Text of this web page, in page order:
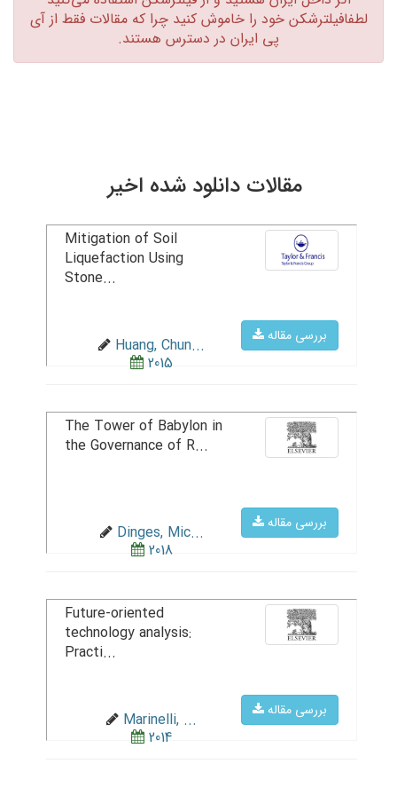
لطفافیلترشکن خود را خاموش کنید چرا که مقالات فقط از آی
پی ایران در دسترس هستند.‏
مقالات دانلود شده اخیر
بررسی مقاله
Mitigation of Soil
Liquefaction Using
Stone...
Huang, Chun...
2015
بررسی مقاله
The Tower of Babylon in
the Governance of R...
Dinges, Mic...
2018
بررسی مقاله
Future-oriented
technology analysis:
Practi...
Marinelli, ...
2014